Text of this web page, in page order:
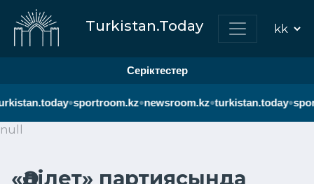
Turkistan.Today
Серіктестер
•sportroom.kz•newsroom.kz•turkistan.today•
null
«Әділет» партиясында